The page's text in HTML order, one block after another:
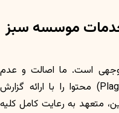
خدمات موسسه سبز
است. ما اصالت و عدم
سرقت ادبی ۱۰۰ درصدی (Plagiarism-Free) محتوا را با ارائه گزارش
متعهد به رعایت کامل کلیه